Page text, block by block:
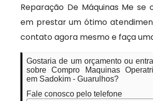
Reparação De Máquinas Me se
em prestar um ótimo
contato agora mesmo e faça
Gostaria de um orçamento ou
sobre Compro Maquinas
em Sadokim - Guarulhos?
Fale conosco pelo telefone